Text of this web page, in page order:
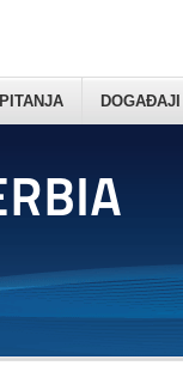
PITANJA DOGAĐAJI